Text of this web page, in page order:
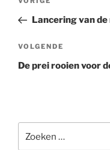
berichtLancering van
Volgend
bericht
VOLGENDE
De prei rooien voor
naar: